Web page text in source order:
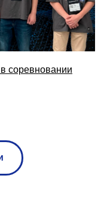
соревновании